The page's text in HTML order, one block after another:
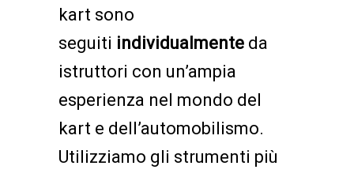
kart sono
seguiti individualmente da
istruttori con un’ampia
esperienza nel mondo del
kart e dell’automobilismo.
Utilizziamo gli strumenti più